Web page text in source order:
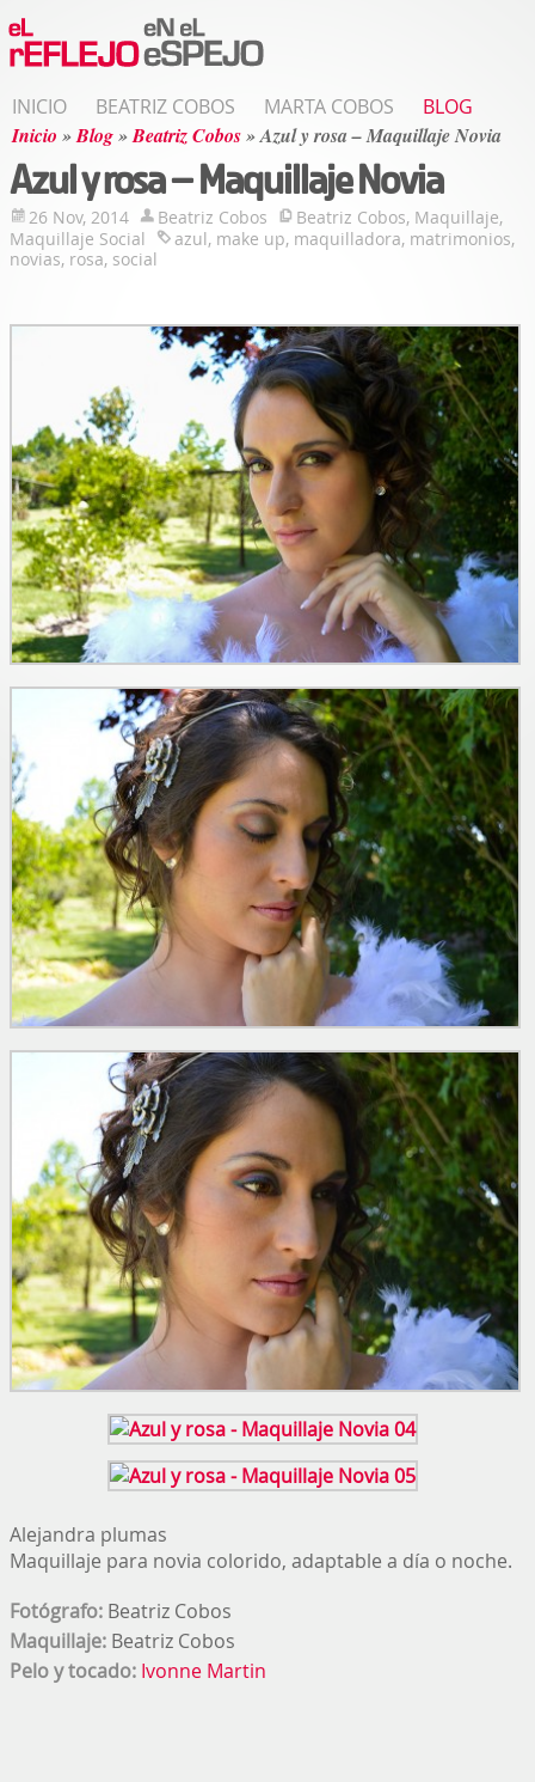
INICIO BEATRIZ COBOS MARTA COBOS
BLOG
Inicio »Blog»Beatriz Cobos»Azul y rosa – Maquillaje Novia
Azul y rosa – Maquillaje Novia
26 Nov, 2014 Beatriz Cobos Beatriz Cobos, Maquillaje,
Maquillaje Social
azul, make up, maquilladora, matrimonios,
novias, rosa, social
Alejandra plumas
Maquillaje para novia colorido, adaptable a día o noche.
Fotógrafo: Beatriz Cobos
Maquillaje: Beatriz Cobos
Pelo y tocado: Ivonne Martin